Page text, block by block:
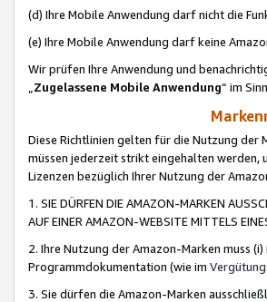
(d) Ihre Mobile Anwendung darf nicht die
(e) Ihre Mobile Anwendung darf keine
Wir prüfen Ihre Anwendung und
„Zugelassene Mobile Anwendung“ im
Diese Richtlinien gelten für die Nutzung der
müssen jederzeit strikt eingehalten werden,
Lizenzen bezüglich Ihrer Nutzung der
1. SIE DÜRFEN DIE AMAZON-MARKEN
AUF EINER AMAZON-WEBSITE MITTELS
2. Ihre Nutzung der Amazon-Marken muss
Programmdokumentation (wie im
3. Sie dürfen die Amazon-Marken